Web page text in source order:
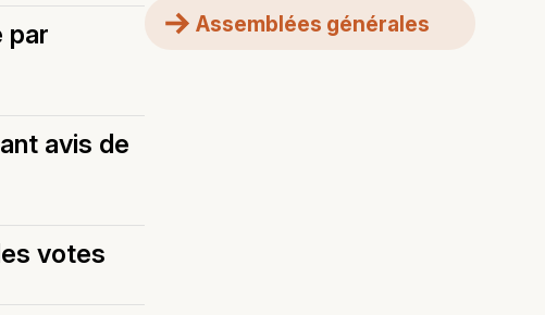
par
avis de
votes
Assemblées générales